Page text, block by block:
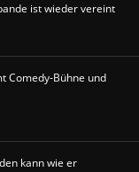
ist wieder vereint
Comedy-Bühne und
kann wie er